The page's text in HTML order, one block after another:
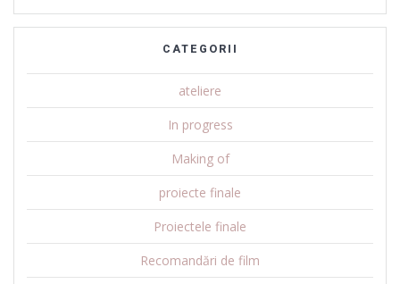
CATEGORII
ateliere
In progress
Making of
proiecte finale
Proiectele finale
Recomandări de film